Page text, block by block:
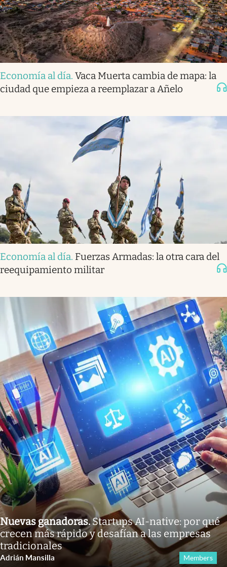
Economía al día. Vaca Muerta cambia de mapa: la
ciudad que empieza a reemplazar a Añelo
Economía al día. Fuerzas Armadas: la otra cara del
reequipamiento militar
Nuevas ganadoras.Startups AI-native: por qué
crecen más rápido y desafían a las empresas
tradicionales
Adrián Mansilla Members